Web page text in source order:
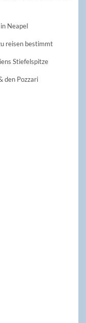
Neapel
reisen bestimmt
Stiefelspitze
den Pozzari